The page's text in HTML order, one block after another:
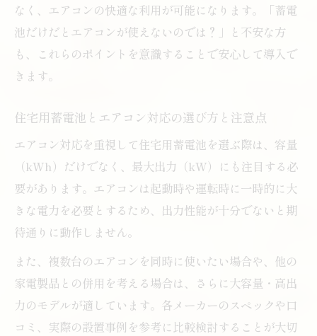
なく、エアコンの快適な利用が可能になります。「蓄電
池だけだとエアコンが使えないのでは？」と不安な方
も、これらのポイントを意識することで安心して導入で
きます。
住宅用蓄電池とエアコン対応の選び方と注意点
エアコン対応を重視して住宅用蓄電池を選ぶ際は、容量
（kWh）だけでなく、最大出力（kW）にも注目する必
要があります。エアコンは起動時や運転時に一時的に大
きな電力を必要とするため、出力性能が十分でないと期
待通りに動作しません。
また、複数台のエアコンを同時に使いたい場合や、他の
家電製品との併用を考える場合は、さらに大容量・高出
力のモデルが適しています。各メーカーのスペックや口
コミ、実際の設置事例を参考に比較検討することが大切